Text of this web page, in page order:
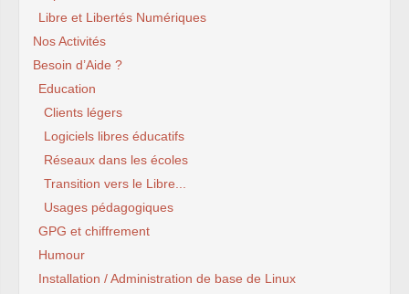
Libre et Libertés Numériques
Nos Activités
Besoin d’Aide ?
Education
Clients légers
Logiciels libres éducatifs
Réseaux dans les écoles
Transition vers le Libre...
Usages pédagogiques
GPG et chiffrement
Humour
Installation / Administration de base de Linux